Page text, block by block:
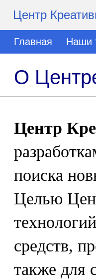
Центр
Главная Наши
О
Центр
поиска
Целью
средств,
также для